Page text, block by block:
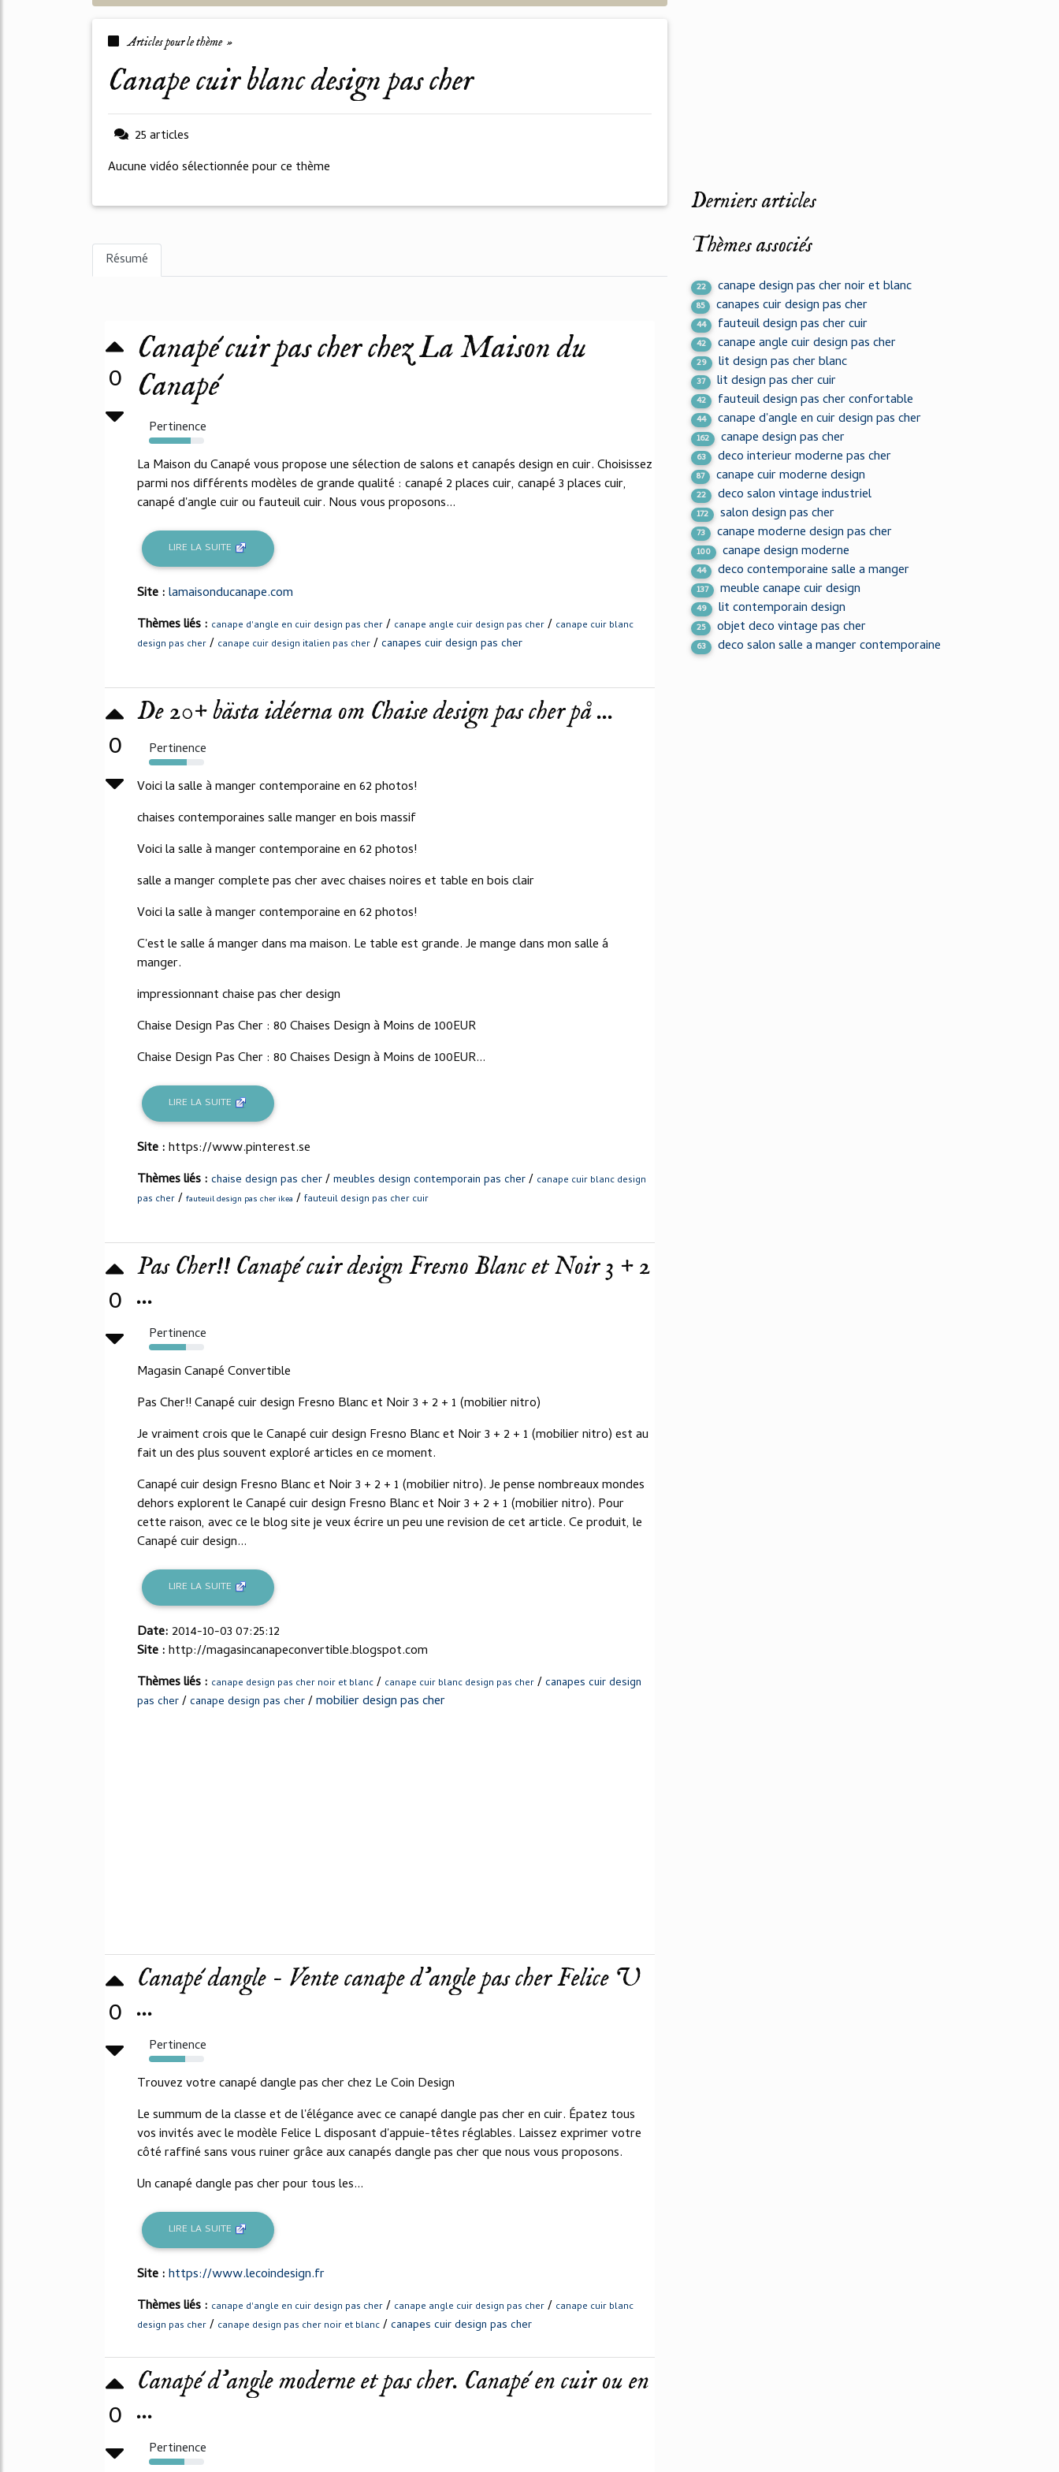
Articles pour le thème »
canape cuir blanc design pas cher
25 articles
Aucune vidéo sélectionnée pour ce thème
Résumé
0
Canapé cuir pas cher chez La Maison du
Canapé
Pertinence
75%
La Maison du Canapé vous propose une sélection de salons et canapés design en cuir. Choisissez
parmi nos différents modèles de grande qualité : canapé 2 places cuir, canapé 3 places cuir,
canapé d'angle cuir ou fauteuil cuir. Nous vous proposons...
LIRE LA SUITE
Site :lamaisonducanape.com
Thèmes liés : canape d'angle en cuir design pas cher / canape angle cuir design pas cher / canape cuir blanc
design pas cher / canape cuir design italien pas cher /canapes cuir design pas cher
0
De 20+ bästa idéerna om Chaise design pas cher på ...
Pertinence
68%
Voici la salle à manger contemporaine en 62 photos!
chaises contemporaines salle manger en bois massif
Voici la salle à manger contemporaine en 62 photos!
salle a manger complete pas cher avec chaises noires et table en bois clair
Voici la salle à manger contemporaine en 62 photos!
C'est le salle á manger dans ma maison. Le table est grande. Je mange dans mon salle á
manger.
impressionnant chaise pas cher design
Chaise Design Pas Cher : 80 Chaises Design à Moins de 100EUR
Chaise Design Pas Cher : 80 Chaises Design à Moins de 100EUR...
LIRE LA SUITE
Site :https://www.pinterest.se
Thèmes liés : chaise design pas cher/meubles design contemporain pas cher/ canape cuir blanc design
pas cher / fauteuil design pas cher ikea / fauteuil design pas cher cuir
0
Pas Cher!! Canapé cuir design Fresno Blanc et Noir 3 + 2
...
Pertinence
67%
Magasin Canapé Convertible
Pas Cher!! Canapé cuir design Fresno Blanc et Noir 3 + 2 + 1 (mobilier nitro)
Je vraiment crois que le Canapé cuir design Fresno Blanc et Noir 3 + 2 + 1 (mobilier nitro) est au
fait un des plus souvent exploré articles en ce moment.
Canapé cuir design Fresno Blanc et Noir 3 + 2 + 1 (mobilier nitro). Je pense nombreaux mondes
dehors explorent le Canapé cuir design Fresno Blanc et Noir 3 + 2 + 1 (mobilier nitro). Pour
cette raison, avec ce le blog site je veux écrire un peu une revision de cet article. Ce produit, le
Canapé cuir design...
LIRE LA SUITE
Date: 2014-10-03 07:25:12
Site :http://magasincanapeconvertible.blogspot.com
Thèmes liés : canape design pas cher noir et blanc / canape cuir blanc design pas cher /canapes cuir design
pas cher/canape design pas cher/mobilier design pas cher
0
Canapé dangle - Vente canape d'angle pas cher Felice U
...
Pertinence
65%
Trouvez votre canapé dangle pas cher chez Le Coin Design
Le summum de la classe et de l'élégance avec ce canapé dangle pas cher en cuir. Épatez tous
vos invités avec le modèle Felice L disposant d'appuie-têtes réglables. Laissez exprimer votre
côté raffiné sans vous ruiner grâce aux canapés dangle pas cher que nous vous proposons.
Un canapé dangle pas cher pour tous les...
LIRE LA SUITE
Site :https://www.lecoindesign.fr
Thèmes liés : canape d'angle en cuir design pas cher / canape angle cuir design pas cher / canape cuir blanc
design pas cher / canape design pas cher noir et blanc /canapes cuir design pas cher
0
Canapé d'angle moderne et pas cher. Canapé en cuir ou en
...
Pertinence
64%
Derniers articles
Thèmes associés
22 canape design pas cher noir et blanc
85 canapes cuir design pas cher
44 fauteuil design pas cher cuir
42 canape angle cuir design pas cher
29 lit design pas cher blanc
37 lit design pas cher cuir
42 fauteuil design pas cher confortable
44 canape d'angle en cuir design pas cher
162 canape design pas cher
63 deco interieur moderne pas cher
87 canape cuir moderne design
22 deco salon vintage industriel
172 salon design pas cher
73 canape moderne design pas cher
100 canape design moderne
44 deco contemporaine salle a manger
137 meuble canape cuir design
49 lit contemporain design
25 objet deco vintage pas cher
63 deco salon salle a manger contemporaine